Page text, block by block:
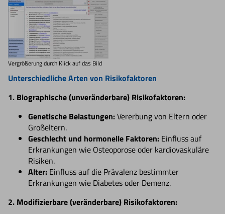
Vergrößerung durch Klick auf das Bild
Unterschiedliche Arten von Risikofaktoren
1. Biographische (unveränderbare) Risikofaktoren:
Genetische Belastungen:Vererbung von Eltern oder
Großeltern.
Geschlecht und hormonelle Faktoren: Einfluss auf
Erkrankungen wie Osteoporose oder kardiovaskuläre
Risiken.
Alter: Einfluss auf die Prävalenz bestimmter
Erkrankungen wie Diabetes oder Demenz.
2. Modifizierbare (veränderbare) Risikofaktoren: